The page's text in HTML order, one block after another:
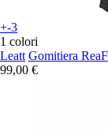
+-3
1 colori
Leatt Gomitiera
99,00 €